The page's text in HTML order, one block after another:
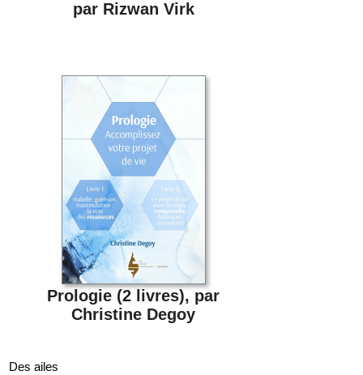
par Rizwan Virk
Prologie (2 livres), par
Christine Degoy
Des ailes